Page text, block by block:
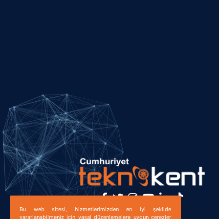
Bu web sitesi, hizmetlerimizden en iyi şekilde
yararlanabilmeniz için yasal düzenlemelere uygun çerezler